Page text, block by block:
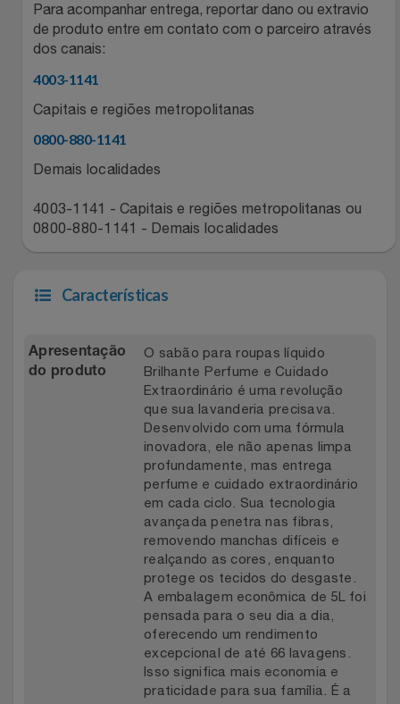
Vestuário
Top Store
Três Corações
Para acompanhar entrega, reportar dano ou extravio
de produto entre em contato com o parceiro através
dos canais:
4003-1141
Capitais e regiões metropolitanas
0800-880-1141
Demais localidades
4003-1141 - Capitais e regiões metropolitanas ou
0800-880-1141 - Demais localidades
Características
Apresentação
do produto
O sabão para roupas líquido
Brilhante Perfume e Cuidado
Extraordinário é uma revolução
que sua lavanderia precisava.
Desenvolvido com uma fórmula
inovadora, ele não apenas limpa
profundamente, mas entrega
perfume e cuidado extraordinário
em cada ciclo. Sua tecnologia
avançada penetra nas fibras,
removendo manchas difíceis e
realçando as cores, enquanto
protege os tecidos do desgaste.
A embalagem econômica de 5L foi
pensada para o seu dia a dia,
oferecendo um rendimento
excepcional de até 66 lavagens.
Isso significa mais economia e
praticidade para sua família. É a